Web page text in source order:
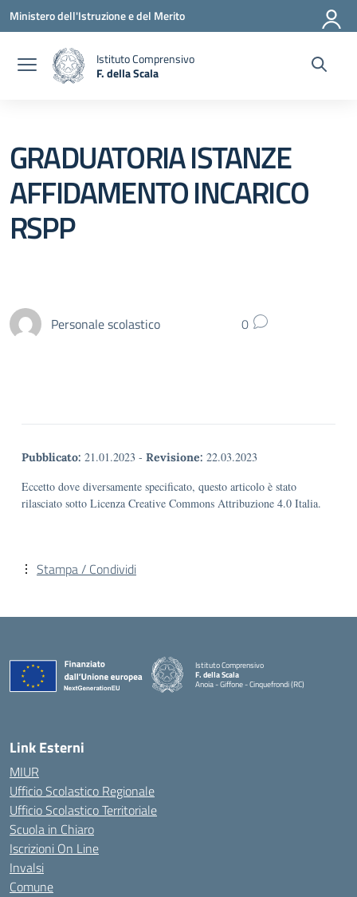
Vai ai contenuti
Vai al menu di navigazione
Vai al footer
Ministero dell'Istruzione e del Merito
Istituto Comprensivo
F. della Scala
GRADUATORIA ISTANZE
AFFIDAMENTO INCARICO
RSPP
Personale scolastico 0
Pubblicato: 21.01.2023 - Revisione: 22.03.2023
Eccetto dove diversamente specificato, questo articolo è stato
rilasciato sotto Licenza Creative Commons Attribuzione 4.0 Italia.
Stampa / Condividi
Istituto Comprensivo
F. della Scala
Anoia - Giffone - Cinquefrondi (RC)
— Visita la pagina iniziale della scuola
Link Esterni
MIUR
Ufficio Scolastico Regionale
Ufficio Scolastico Territoriale
Scuola in Chiaro
Iscrizioni On Line
Invalsi
Comune